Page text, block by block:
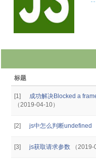
标题
[1]
成功解决Blocked a
（2019-04-10）
[2] js中怎么判断undefined
[3] js获取请求参数 （2019-